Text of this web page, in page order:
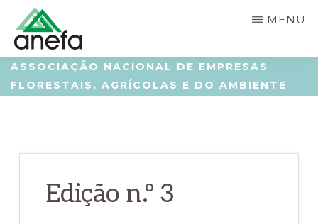
main
content
Saltar
para
a
barra
ANEFA
Associação
Nacional
Agrícolas
MENU
ASSOCIAÇÃO NACIONAL DE EMPRESAS
FLORESTAIS, AGRÍCOLAS E DO AMBIENTE
Edição n.º 3